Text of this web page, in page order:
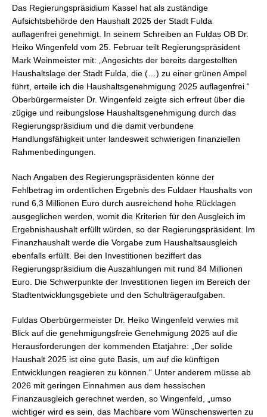
Das Regierungspräsidium Kassel hat als zuständige
Aufsichtsbehörde den Haushalt 2025 der Stadt Fulda
auflagenfrei genehmigt. In seinem Schreiben an Fuldas OB Dr.
Heiko Wingenfeld vom 25. Februar teilt Regierungspräsident
Mark Weinmeister mit: „Angesichts der bereits dargestellten
Haushaltslage der Stadt Fulda, die (…) zu einer grünen Ampel
führt, erteile ich die Haushaltsgenehmigung 2025 auflagenfrei.“
Oberbürgermeister Dr. Wingenfeld zeigte sich erfreut über die
zügige und reibungslose Haushaltsgenehmigung durch das
Regierungspräsidium und die damit verbundene
Handlungsfähigkeit unter landesweit schwierigen finanziellen
Rahmenbedingungen.
Nach Angaben des Regierungspräsidenten könne der
Fehlbetrag im ordentlichen Ergebnis des Fuldaer Haushalts von
rund 6,3 Millionen Euro durch ausreichend hohe Rücklagen
ausgeglichen werden, womit die Kriterien für den Ausgleich im
Ergebnishaushalt erfüllt würden, so der Regierungspräsident. Im
Finanzhaushalt werde die Vorgabe zum Haushaltsausgleich
ebenfalls erfüllt. Bei den Investitionen beziffert das
Regierungspräsidium die Auszahlungen mit rund 84 Millionen
Euro. Die Schwerpunkte der Investitionen liegen im Bereich der
Stadtentwicklungsgebiete und den Schulträgeraufgaben.
Fuldas Oberbürgermeister Dr. Heiko Wingenfeld verwies mit
Blick auf die genehmigungsfreie Genehmigung 2025 auf die
Herausforderungen der kommenden Etatjahre: „Der solide
Haushalt 2025 ist eine gute Basis, um auf die künftigen
Entwicklungen reagieren zu können.“ Unter anderem müsse ab
2026 mit geringen Einnahmen aus dem hessischen
Finanzausgleich gerechnet werden, so Wingenfeld, „umso
wichtiger wird es sein, das Machbare vom Wünschenswerten zu